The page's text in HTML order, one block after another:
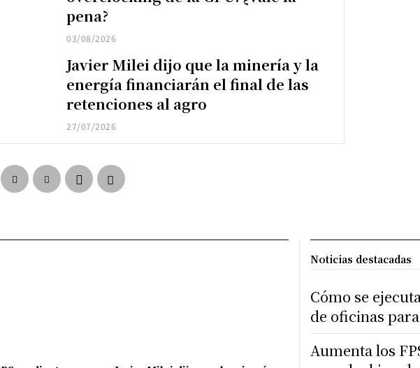
pena?
03/08/2026
Javier Milei dijo que la minería y la
energía financiarán el final de las
retenciones al agro
27/07/2026
Noticias destacadas
Cómo se
de oficinas
Aumenta los